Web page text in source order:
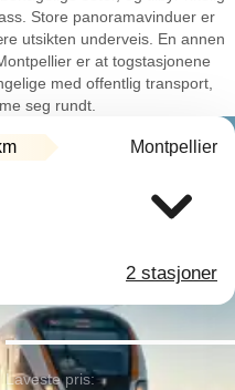
Store panoramavinduer er
utsikten underveis. En annen
er at togstasjonene
med offentlig transport,
seg rundt.
Montpellier
2 stasjoner
Laveste pris: